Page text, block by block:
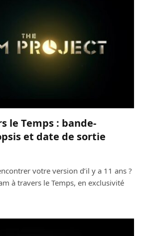
le Temps : bande-
et date de sortie
votre version d’il y a 11 ans ?
à travers le Temps, en exclusivité